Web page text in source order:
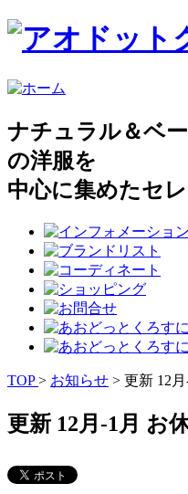
ナチュラル＆ベ
の洋服を
中心に集めたセ
TOP> お知らせ > 更新 12
更新 12月-1月 お